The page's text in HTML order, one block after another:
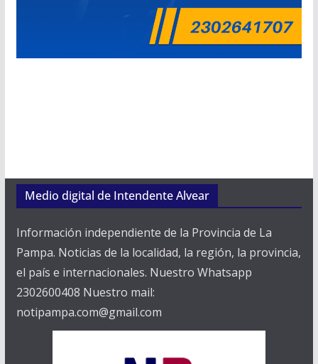
Medio digital de Intendente Alvear
Información independiente de la Provincia de La
Pampa. Noticias de la localidad, la región, la provincia,
el país e internacionales. Nuestro Whatsapp
2302600408 Nuestro mail:
notipampa.com@gmail.com